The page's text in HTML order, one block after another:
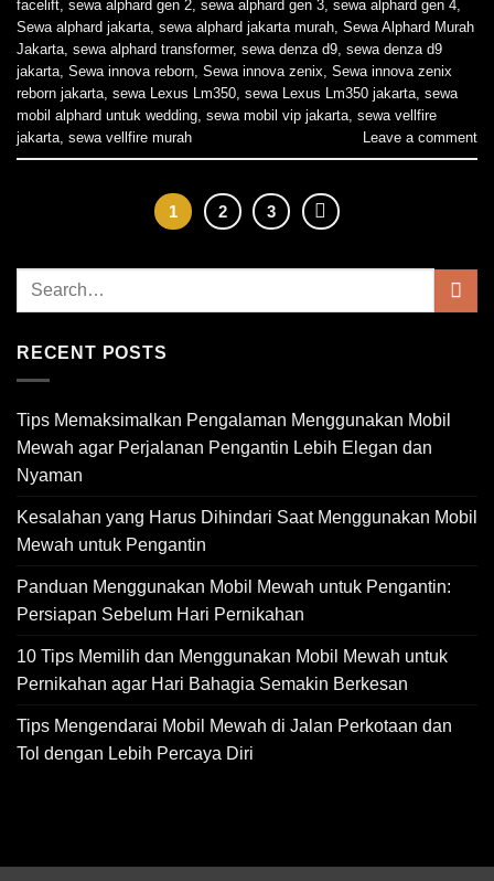
facelift sewa alphard gen 2 sewa alphard gen 3 sewa alphard gen 4
Sewa alphard jakarta sewa alphard jakarta murah Sewa Alphard Murah
Jakarta sewa alphard transformer, sewa denza d9 sewa denza d9
jakarta Sewa innova reborn Sewa innova zenix Sewa innova zenix
reborn jakarta sewa Lexus Lm350 sewa Lexus Lm350 jakarta sewa
mobil alphard untuk wedding sewa mobil vip jakarta sewa vellfire
jakarta sewa vellfire murah Leave a comment
1 2 3
RECENT POSTS
Tips Memaksimalkan Pengalaman Menggunakan Mobil
Mewah agar Perjalanan Pengantin Lebih Elegan dan
Nyaman
Kesalahan yang Harus Dihindari Saat Menggunakan Mobil
Mewah untuk Pengantin
Panduan Menggunakan Mobil Mewah untuk Pengantin:
Persiapan Sebelum Hari Pernikahan
10 Tips Memilih dan Menggunakan Mobil Mewah untuk
Pernikahan agar Hari Bahagia Semakin Berkesan
Tips Mengendarai Mobil Mewah di Jalan Perkotaan dan
Tol dengan Lebih Percaya Diri